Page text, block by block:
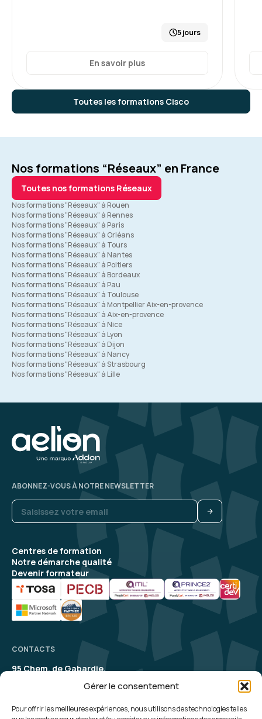
Gérer le consentement
Pour offrir les meilleures expériences, nous utilisons des technologies telles
Toutes les formations Cisco
5 jours
En savoir plus
Nos formations “Réseaux” en France
Toutes nos formations Réseaux
Nos formations "Réseaux" à Rouen
Nos formations "Réseaux" à Rennes
Nos formations "Réseaux" à Paris
Nos formations "Réseaux" à Orléans
Nos formations "Réseaux" à Tours
Nos formations "Réseaux" à Nantes
Nos formations "Réseaux" à Poitiers
Nos formations "Réseaux" à Bordeaux
Nos formations "Réseaux" à Pau
Nos formations "Réseaux" à Toulouse
Nos formations "Réseaux" à Montpellier Aix-en-provence
Nos formations "Réseaux" à Aix-en-provence
Nos formations "Réseaux" à Nice
Nos formations "Réseaux" à Lyon
Nos formations "Réseaux" à Dijon
Nos formations "Réseaux" à Nancy
Nos formations "Réseaux" à Strasbourg
Nos formations "Réseaux" à Lille
Centres de formation
Notre démarche qualité
Devenir formateur
ABONNEZ-VOUS À NOTRE NEWSLETTER
CONTACTS
95 Chem. de Gabardie,
contact@aelion.com